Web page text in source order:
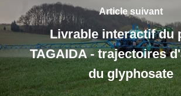
Article suivant
Livrable interactif du
TAGAIDA - trajectoires
du glyphosate